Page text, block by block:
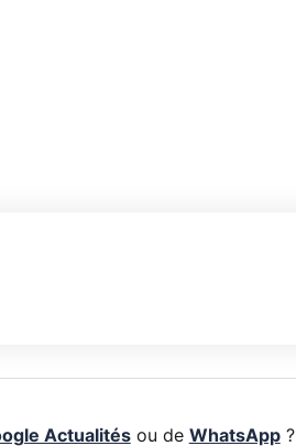
Actualitésou de WhatsApp?